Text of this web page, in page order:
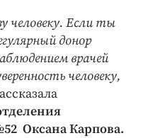
человеку. Если ты
донор
врачей
человеку,
Оксана Карпова.